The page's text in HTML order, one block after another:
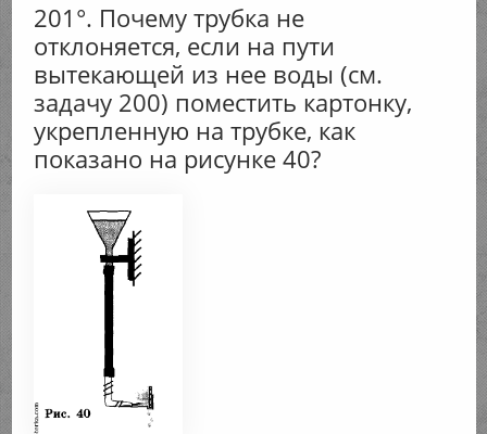
201°. Почему трубка не
отклоняется, если на пути
вытекающей из нее воды (см.
задачу 200) поместить картонку,
укрепленную на трубке, как
показано на рисунке 40?